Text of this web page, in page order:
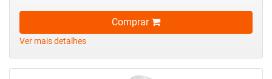
Comprar
Ver mais detalhes